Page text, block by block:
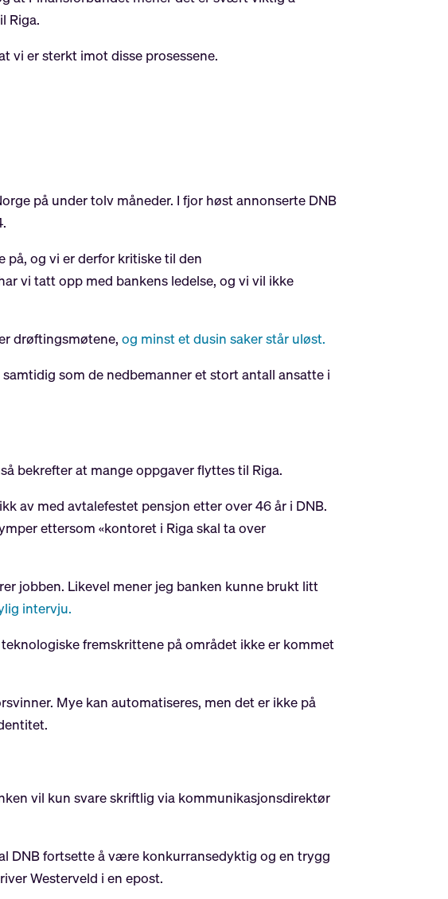
Riga.
vi er sterkt imot disse prosessene.
på under tolv måneder. I fjor høst annonserte DNB
og vi er derfor kritiske til den
vi tatt opp med bankens ledelse, og vi vil ikke
drøftingsmøtene,og minst et dusin saker står uløst.
som de nedbemanner et stort antall ansatte i
bekrefter at mange oppgaver flyttes til Riga.
av med avtalefestet pensjon etter over 46 år i DNB.
ettersom «kontoret i Riga skal ta over
jobben. Likevel mener jeg banken kunne brukt litt
intervju.
fremskrittene på området ikke er kommet
Mye kan automatiseres, men det er ikke på
vil kun svare skriftlig via kommunikasjonsdirektør
DNB fortsette å være konkurransedyktig og en trygg
Westerveld i en epost.